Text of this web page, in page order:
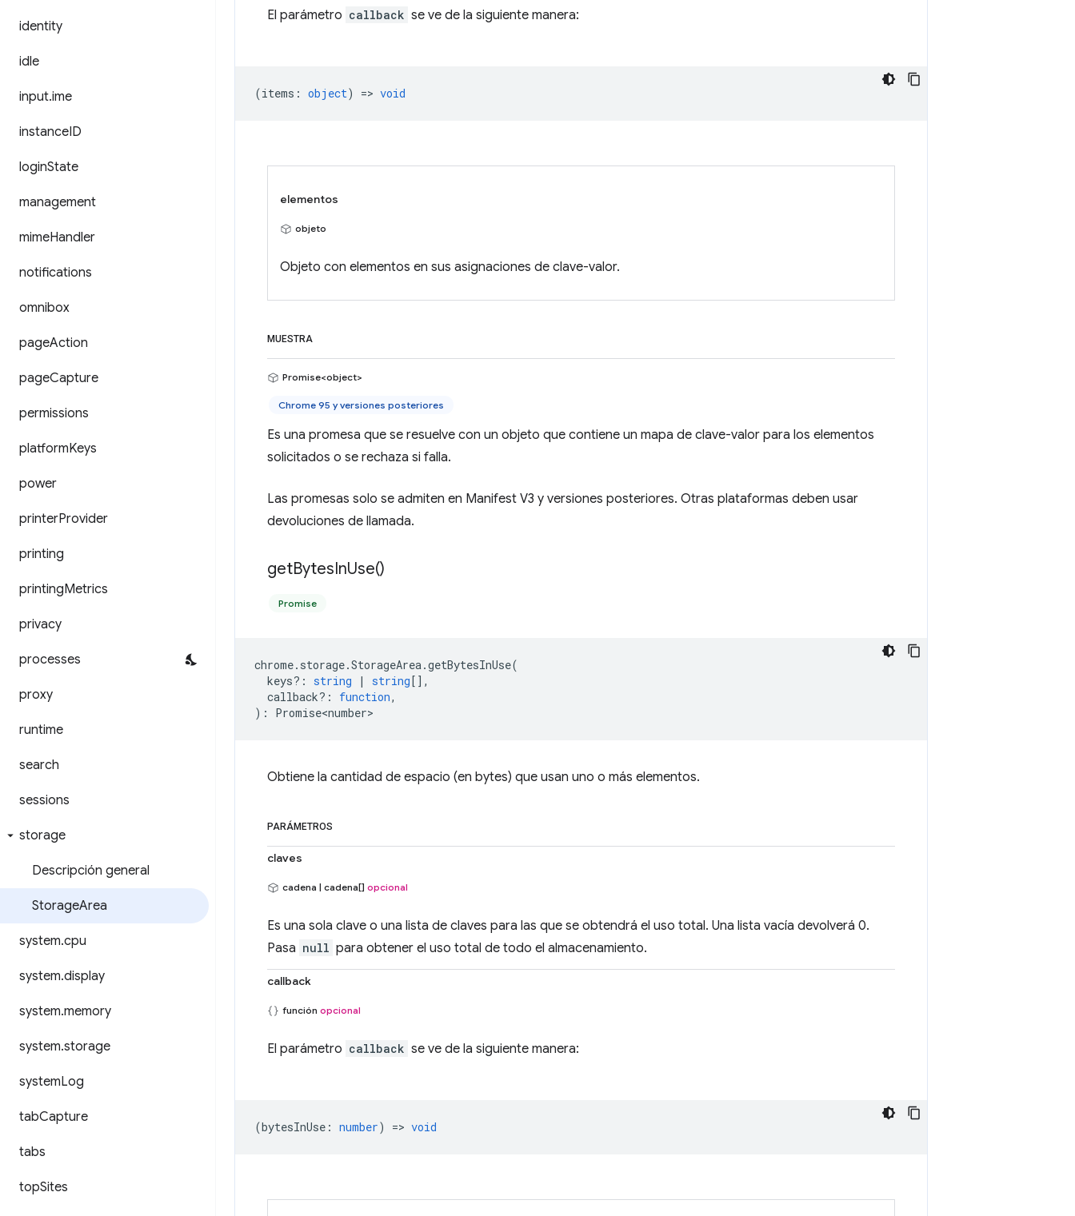
identity
idle
input.ime
instanceID
loginState
management
mimeHandler
notifications
omnibox
pageAction
pageCapture
permissions
platformKeys
power
printerProvider
printing
printingMetrics
privacy
processes
proxy
runtime
search
sessions
storage
Descripción general
StorageArea
system.cpu
system.display
system.memory
system.storage
systemLog
tabCapture
tabs
topSites
El parámetro callback se ve de la siguiente manera:
(items : object) => void
elementos
objeto
Objeto con elementos en sus asignaciones de clave-valor.
MUESTRA
Promise<object>
Chrome 95 y versiones posteriores
Es una promesa que se resuelve con un objeto que contiene un mapa de clave-valor para los elementos
solicitados o se rechaza si falla.
Las promesas solo se admiten en Manifest V3 y versiones posteriores. Otras plataformas deben usar
devoluciones de llamada.
getBytesInUse()
Promise
chrome. storage.StorageArea.getBytesInUse(
keys? : string | string[],
callback? : function,
) : Promise<number>
Obtiene la cantidad de espacio (en bytes) que usan uno o más elementos.
PARÁMETROS
claves
cadena | cadena[] opcional
Es una sola clave o una lista de claves para las que se obtendrá el uso total. Una lista vacía devolverá 0.
Pasa null para obtener el uso total de todo el almacenamiento.
callback
función opcional
El parámetro callback se ve de la siguiente manera:
(bytesInUse : number) => void